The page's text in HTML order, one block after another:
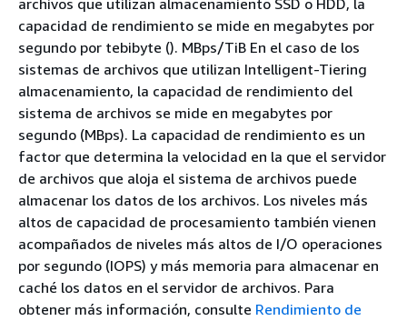
archivos que utilizan almacenamiento SSD o HDD, la
capacidad de rendimiento se mide en megabytes por
segundo por tebibyte (). MBps/TiB En el caso de los
sistemas de archivos que utilizan Intelligent-Tiering
almacenamiento, la capacidad de rendimiento del
sistema de archivos se mide en megabytes por
segundo (MBps). La capacidad de rendimiento es un
factor que determina la velocidad en la que el servidor
de archivos que aloja el sistema de archivos puede
almacenar los datos de los archivos. Los niveles más
altos de capacidad de procesamiento también vienen
acompañados de niveles más altos de I/O operaciones
por segundo (IOPS) y más memoria para almacenar en
caché los datos en el servidor de archivos. Para
obtener más información, consulte Rendimiento de